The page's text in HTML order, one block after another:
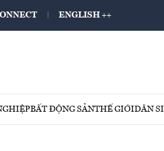
ENGLISH ++
BẤT ĐỘNG SẢNTHẾ GIỚIDÂN